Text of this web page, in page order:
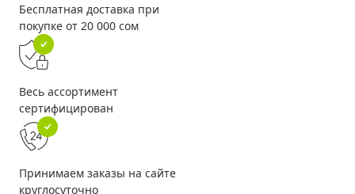
Бесплатная доставка при
покупке от 20 000 сом
Весь ассортимент
сертифицирован
Принимаем заказы на сайте
круглосуточно